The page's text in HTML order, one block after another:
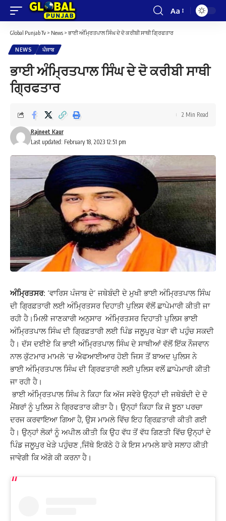
Font
Aa
Global Punjab Tv > News > ਭਾਈ ਅੰਮ੍ਰਿਤਪਾਲ ਸਿੰਘ ਦੇ ਦੋ ਕਰੀਬੀ ਸਾਥੀ ਗ੍ਰਿਫਤਾਰ
NEWS ਪੰਜਾਬ
ਭਾਈ ਅੰਮ੍ਰਿਤਪਾਲ ਸਿੰਘ ਦੇ ਦੋ ਕਰੀਬੀ ਸਾਥੀ
ਗ੍ਰਿਫਤਾਰ
Last updated: February 18, 2023 12:51 pm
Rajneet Kaur
2 Min Read
ਅੰਮ੍ਰਿਤਸਰ: ‘ਵਾਰਿਸ ਪੰਜਾਬ ਦੇ’ ਜਥੇਬੰਦੀ ਦੇ ਮੁਖੀ ਭਾਈ ਅੰਮ੍ਰਿਤਪਾਲ ਸਿੰਘ
ਦੀ ਗ੍ਰਿਫ਼ਤਾਰੀ ਲਈ ਅੰਮ੍ਰਿਤਸਰ ਦਿਹਾਤੀ ਪੁਲਿਸ ਵੱਲੋਂ ਛਾਪੇਮਾਰੀ ਕੀਤੀ ਜਾ
ਰਹੀ ਹੈ।ਮਿਲੀ ਜਾਣਕਾਰੀ ਅਨੁਸਾਰ ਅੰਮ੍ਰਿਤਸਰ ਦਿਹਾਤੀ ਪੁਲਿਸ ਭਾਈ
ਅੰਮ੍ਰਿਤਪਾਲ ਸਿੰਘ ਦੀ ਗ੍ਰਿਫ਼ਤਾਰੀ ਲਈ ਪਿੰਡ ਜਲੂਪੁਰ ਖੇੜਾ ਵੀ ਪਹੁੰਚ ਸਕਦੀ
ਹੈ। ਦੱਸ ਦਈਏ ਕਿ ਭਾਈ ਅੰਮ੍ਰਿਤਪਾਲ ਸਿੰਘ ਦੇ ਸਾਥੀਆਂ ਵੱਲੋਂ ਇੱਕ ਨੌਜਵਾਨ
ਨਾਲ ਕੁੱਟਮਾਰ ਮਾਮਲੇ ’ਚ ਐਫਆਈਆਰ ਹੋਈ ਜਿਸ ਤੋਂ ਬਾਅਦ ਪੁਲਿਸ ਨੇ
ਭਾਈ ਅੰਮ੍ਰਿਤਪਾਲ ਸਿੰਘ ਦੀ ਗ੍ਰਿਫਤਾਰੀ ਲਈ ਪੁਲਿਸ ਵਲੋਂ ਛਾਪੇਮਾਰੀ ਕੀਤੀ
ਜਾ ਰਹੀ ਹੈ।
ਭਾਈ ਅੰਮ੍ਰਿਤਪਾਲ ਸਿੰਘ ਨੇ ਕਿਹਾ ਕਿ ਅੱਜ ਸਵੇਰੇ ਉਨ੍ਹਾਂ ਦੀ ਜਥੇਬੰਦੀ ਦੇ ਦੋ
ਮੈਂਬਰਾਂ ਨੂੰ ਪੁਲਿਸ ਨੇ ਗ੍ਰਿਫਤਾਰ ਕੀਤਾ ਹੈ। ਉਨ੍ਹਾਂ ਕਿਹਾ ਕਿ ਜੋ ਝੂਠਾ ਪਰਚਾ
ਦਰਜ ਕਰਵਾਇਆ ਗਿਆ ਹੈ, ਉਸ ਮਾਮਲੇ ਵਿੱਚ ਇਹ ਗ੍ਰਿਫ਼ਤਾਰੀ ਕੀਤੀ ਗਈ
ਹੈ। ਉਨ੍ਹਾਂ ਲੋਕਾਂ ਨੂੰ ਅਪੀਲ ਕੀਤੀ ਕਿ ਉਹ ਵੱਧ ਤੋਂ ਵੱਧ ਗਿਣਤੀ ਵਿੱਚ ਉਨ੍ਹਾਂ ਦੇ
ਪਿੰਡ ਜਲੂਪੁਰ ਖੇੜੇ ਪਹੁੰਚਣ ,ਜਿੱਥੇ ਇਕੱਠੇ ਹੋ ਕੇ ਇਸ ਮਾਮਲੇ ਬਾਰੇ ਸਲਾਹ ਕੀਤੀ
ਜਾਵੇਗੀ ਕਿ ਅੱਗੇ ਕੀ ਕਰਨਾ ਹੈ।